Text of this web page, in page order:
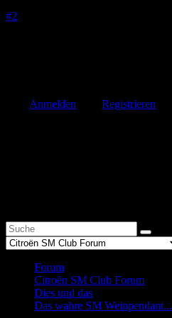
#2
Anmelden Registrieren
Forum
Citroën SM Club Forum
Dies und das
Das wahre SM Weinpendant...